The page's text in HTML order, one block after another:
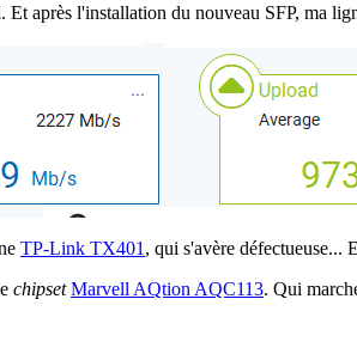
après l'installation du nouveau SFP, ma
TP-Link TX401 , qui s'avère
chipset Marvell AQtion AQC113. Qui